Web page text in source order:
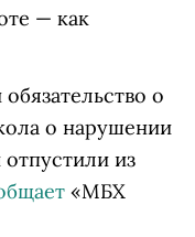
— как
о
о нарушении
из
«МБХ